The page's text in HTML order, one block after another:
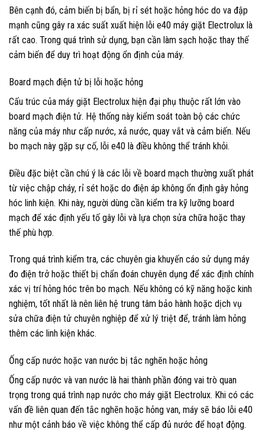
Bên cạnh đó, cảm biến bị bẩn, bị rỉ sét hoặc hỏng hóc do va đập
mạnh cũng gây ra xác suất xuất hiện lỗi e40 máy giặt Electrolux là
rất cao. Trong quá trình sử dụng, bạn cần làm sạch hoặc thay thế
cảm biến để duy trì hoạt động ổn định của máy.
Board mạch điện tử bị lỗi hoặc hỏng
Cấu trúc của máy giặt Electrolux hiện đại phụ thuộc rất lớn vào
board mạch điện tử. Hệ thống này kiểm soát toàn bộ các chức
năng của máy như cấp nước, xả nước, quay vắt và cảm biến. Nếu
bo mạch này gặp sự cố, lỗi e40 là điều không thể tránh khỏi.
Điều đặc biệt cần chú ý là các lỗi về board mạch thường xuất phát
từ việc chập cháy, rỉ sét hoặc do điện áp không ổn định gây hỏng
hóc linh kiện. Khi này, người dùng cần kiểm tra kỹ lưỡng board
mạch để xác định yếu tố gây lỗi và lựa chọn sửa chữa hoặc thay
thế phù hợp.
Trong quá trình kiểm tra, các chuyên gia khuyến cáo sử dụng máy
đo điện trở hoặc thiết bị chẩn đoán chuyên dụng để xác định chính
xác vị trí hỏng hóc trên bo mạch. Nếu không có kỹ năng hoặc kinh
nghiệm, tốt nhất là nên liên hệ trung tâm bảo hành hoặc dịch vụ
sửa chữa điện tử chuyên nghiệp để xử lý triệt để, tránh làm hỏng
thêm các linh kiện khác.
Ống cấp nước hoặc van nước bị tắc nghẽn hoặc hỏng
Ống cấp nước và van nước là hai thành phần đóng vai trò quan
trọng trong quá trình nạp nước cho máy giặt Electrolux. Khi có các
vấn đề liên quan đến tắc nghẽn hoặc hỏng van, máy sẽ báo lỗi e40
như một cảnh báo về việc không thể cấp đủ nước để hoạt động.